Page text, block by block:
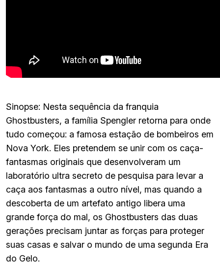
Sinopse: Nesta sequência da franquia
Ghostbusters, a família Spengler retorna para onde
tudo começou: a famosa estação de bombeiros em
Nova York. Eles pretendem se unir com os caça-
fantasmas originais que desenvolveram um
laboratório ultra secreto de pesquisa para levar a
caça aos fantasmas a outro nível, mas quando a
descoberta de um artefato antigo libera uma
grande força do mal, os Ghostbusters das duas
gerações precisam juntar as forças para proteger
suas casas e salvar o mundo de uma segunda Era
do Gelo.